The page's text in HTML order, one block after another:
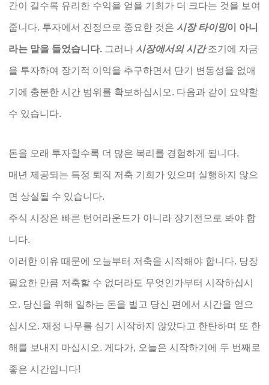
간이 길수록 유리한 수익을 얻을 기회가 더 크다는 것을 보여
줍니다. 투자에서 진정으로 중요한 것은 시장 타이밍이 아니
라는 말을 들었습니다. 그러나 시장에서의 시간 조기에 자금
을 투자하여 장기적 이익을 추구하면서 단기 변동성을 없애
기에 충분한 시간 범위를 확보하십시오. 다음과 같이 요약할
수 있습니다.
돈을 오래 투자할수록 더 많은 복리를 경험하게 됩니다.
매년 제공되는 특정 퇴직 저축 기회가 있으며 실행하지 않으
면 상실될 수 있습니다.
주식 시장은 빠른 턴어라운드가 아니라 장기전으로 봐야 합
니다.
이러한 이유 때문에 오늘부터 저축을 시작해야 합니다. 당장
필요한 만큼 저축할 수 없더라도 무엇인가부터 시작하십시
오. 당신을 위해 일하는 돈을 벌고 당신 편에서 시간을 얻으
십시오. 재정 나무를 심기 시작하지 않았다고 한탄하며 또 한
해를 보내지 마십시오. 게다가, 오늘은 시작하기에 두 번째로
좋은 시간입니다!